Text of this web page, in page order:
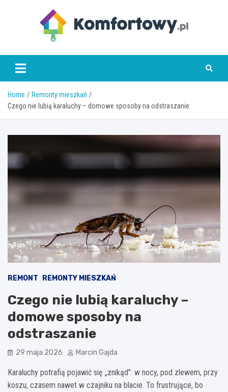
komfortowy.pl
Home
Remonty mieszkań
Czego nie lubią karaluchy – domowe sposoby na odstraszanie
REMONT REMONTY MIESZKAŃ
Czego nie lubią karaluchy –
domowe sposoby na
odstraszanie
29 maja 2026 Marcin Gajda
Karaluchy potrafią pojawić się „znikąd”: w nocy, pod zlewem, przy
koszu, czasem nawet w czajniku na blacie. To frustrujące, bo